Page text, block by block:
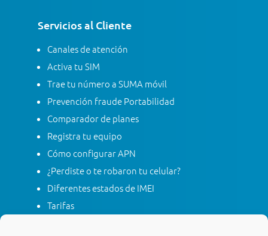
Servicios al Cliente
Canales de atención
Activa tu SIM
Trae tu número a SUMA móvil
Prevención fraude Portabilidad
Comparador de planes
Registra tu equipo
Cómo configurar APN
¿Perdiste o te robaron tu celular?
Diferentes estados de IMEI
Tarifas